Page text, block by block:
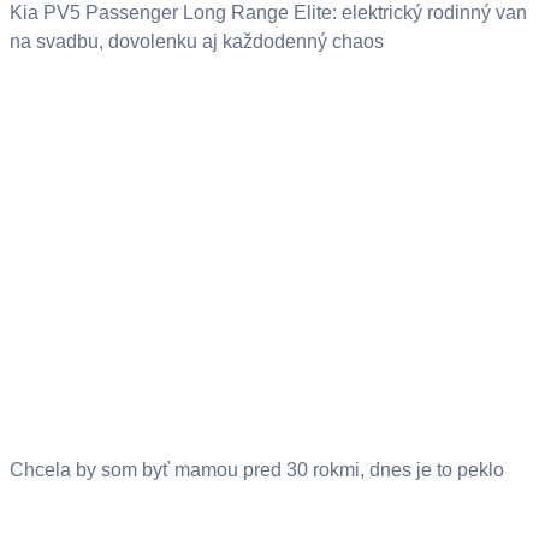
Kia PV5 Passenger Long Range Elite: elektrický rodinný van
na svadbu, dovolenku aj každodenný chaos
Chcela by som byť mamou pred 30 rokmi, dnes je to peklo